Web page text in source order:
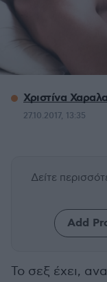
Χριστίνα
27.10.2017, 13:35
Δείτε
Add
Το σεξ έχει,